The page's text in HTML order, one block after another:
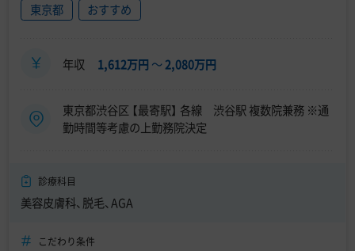
東京都 おすすめ
年収 1,612万円 〜2,080万円
東京都渋谷区 【最寄駅】 各線 渋谷駅 複数院兼務 ※通
勤時間等考慮の上勤務院決定
診療科目
美容皮膚科、脱毛、AGA
こだわり条件